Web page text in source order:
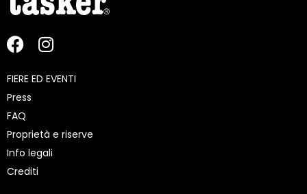
FIERE ED EVENTI
Press
FAQ
Proprietà e riserve
Info legali
Crediti